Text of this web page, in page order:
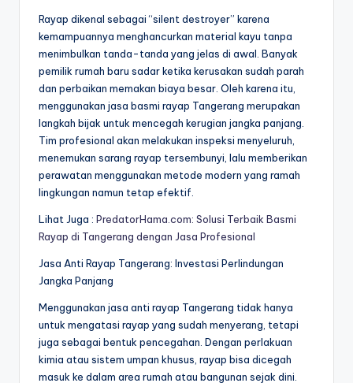
Rayap dikenal sebagai “silent destroyer” karena
kemampuannya menghancurkan material kayu tanpa
menimbulkan tanda-tanda yang jelas di awal. Banyak
pemilik rumah baru sadar ketika kerusakan sudah parah
dan perbaikan memakan biaya besar. Oleh karena itu,
menggunakan jasa basmi rayap Tangerang merupakan
langkah bijak untuk mencegah kerugian jangka panjang.
Tim profesional akan melakukan inspeksi menyeluruh,
menemukan sarang rayap tersembunyi, lalu memberikan
perawatan menggunakan metode modern yang ramah
lingkungan namun tetap efektif.
Lihat Juga : PredatorHama.com: Solusi Terbaik Basmi
Rayap di Tangerang dengan Jasa Profesional
Jasa Anti Rayap Tangerang: Investasi Perlindungan
Jangka Panjang
Menggunakan jasa anti rayap Tangerang tidak hanya
untuk mengatasi rayap yang sudah menyerang, tetapi
juga sebagai bentuk pencegahan. Dengan perlakuan
kimia atau sistem umpan khusus, rayap bisa dicegah
masuk ke dalam area rumah atau bangunan sejak dini.